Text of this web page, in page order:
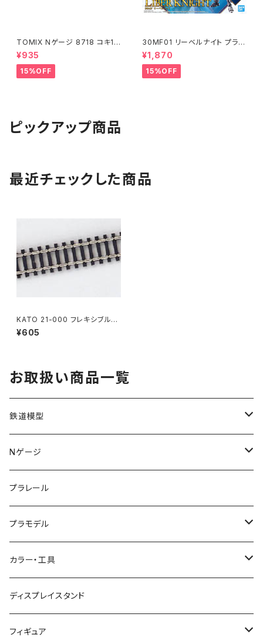
TOMIX Nゲージ 8718 コキ10
7 (増備型・コンテナなし) 鉄道
模型
¥935
15%OFF
30MF01 リーベルナイト プラモ
デル（新品 在庫品）
¥1,870
15%OFF
ピックアップ商品
最近チェックした商品
KATO 21-000 フレキシブル線
路(レール) 808mm Nゲージ
鉄道模型 検R（新品 在庫品）
¥605
お取扱い商品一覧
鉄道模型
KATO (N)
TOMIX (N)
マイクロエース (N)
グリーンマックス (N)
その他メーカー (N)
KATO (HO)
Nゲージ
車両
入門セット
レール
ストラクチャー
プラレール
プラモデル
ガンプラ
PG
カーモデル（車プラモ）
バイクプラモ
カラー・工具
工具（ツール）
塗料
ディスプレイスタンド
フィギュア